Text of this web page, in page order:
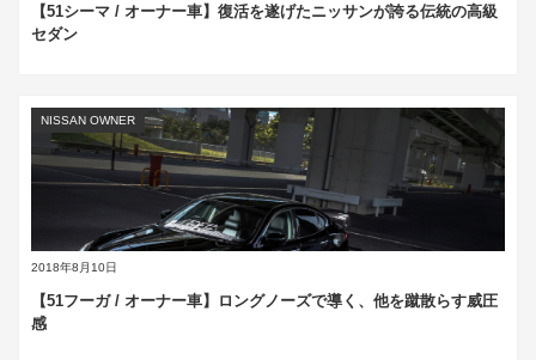
【51シーマ / オーナー車】復活を遂げたニッサンが誇る伝統の高級
セダン
2018年8月10日
NISSAN OWNER
【51フーガ / オーナー車】ロングノーズで導く、他を蹴散らす威圧
感